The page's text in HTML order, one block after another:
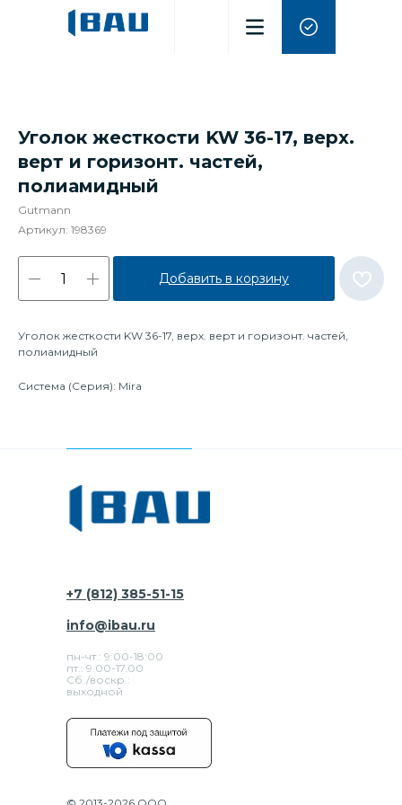
Уголок жесткости KW 36-17, верх.
верт и горизонт. частей,
полиамидный
Gutmann
Артикул: 198369
Добавить в корзину
Уголок жесткости KW 36-17, верх. верт и горизонт. частей,
полиамидный
Система (Серия): Mira
+7 (812) 385-51-15
пн-чт.: 9:00-18:00
пт.: 9.00-17.00
Сб./воскр.:
выходной
info@ibau.ru